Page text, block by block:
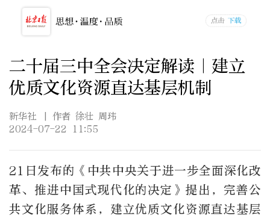
二十届三中全会决定解读｜建立
优质文化资源直达基层机制
新华社
| 作者 徐壮 周玮
2024-07-22 11:55
21日发布的《中共中央关于进一步全面深化改
革、推进中国式现代化的决定》提出，完善公
共文化服务体系，建立优质文化资源直达基层